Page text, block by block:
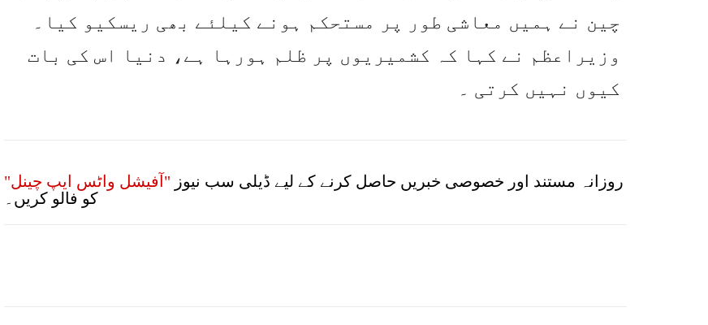
چین نے ہمیں معاشی طور پر مستحکم ہونے کیلئے بھی ریسکیو کیا۔
وزیراعظم نے کہا کہ کشمیریوں پر ظلم ہورہا ہے، دنیا اس کی بات
کیوں نہیں کرتی ۔
روزانہ مستند اور خصوصی خبریں حاصل کرنے کے لیے ڈیلی سب نیوز "آفیشل واٹس ایپ چینل"
کو فالو کریں۔